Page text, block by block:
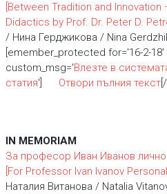
[Between Tradition and
Didactics by Prof. Dr. Peter D.
/ Нина Герджикова / Nina
[emember_protected for='16-2-
custom_msg='Влезте в
статия'] Отвори пълния текст
IN MEMORIAM
За професор Иван Иванов лично
[For Professor Ivan Ivanov
Наталия Витанова / Natalia